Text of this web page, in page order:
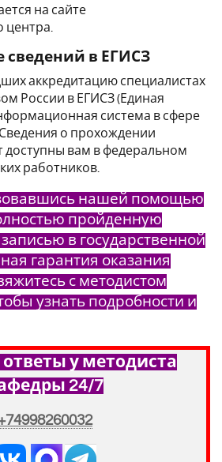
на сайте
центра.
сведений в ЕГИСЗ
аккредитацию специалистах
России в ЕГИСЗ (Единая
система в сфере
о прохождении
доступны вам в федеральном
работников.
нашей помощью
пройденную
в государственной
гарантия оказания
с методистом
узнать подробности и
у методиста
24/7